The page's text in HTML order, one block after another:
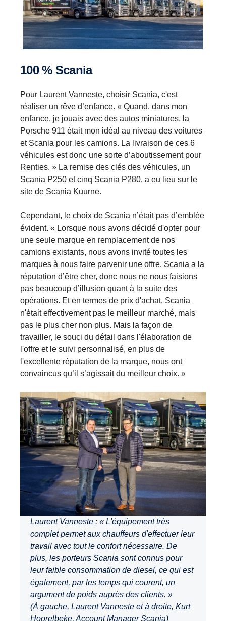
100 % Scania
Pour Laurent Vanneste, choisir Scania, c'est
réaliser un rêve d’enfance. « Quand, dans mon
enfance, je jouais avec des autos miniatures, la
Porsche 911 était mon idéal au niveau des voitures
et Scania pour les camions. La livraison de ces 6
véhicules est donc une sorte d’aboutissement pour
Renties. » La remise des clés des véhicules, un
Scania P250 et cinq Scania P280, a eu lieu sur le
site de Scania Kuurne.
Cependant, le choix de Scania n’était pas d’emblée
évident. « Lorsque nous avons décidé d'opter pour
une seule marque en remplacement de nos
camions existants, nous avons invité toutes les
marques à nous faire parvenir une offre. Scania a la
réputation d’être cher, donc nous ne nous faisions
pas beaucoup d’illusion quant à la suite des
opérations. Et en termes de prix d'achat, Scania
n'était effectivement pas le meilleur marché, mais
pas le plus cher non plus. Mais la façon de
travailler, le souci du détail dans l'élaboration de
l'offre et le suivi personnalisé, en plus de
l'excellente réputation de la marque, nous ont
convaincus qu’il s’agissait du meilleur choix. »
Laurent Vanneste : « L'équipement très
complet permet aux chauffeurs d'effectuer leur
travail avec tout le confort nécessaire. De
plus, les porteurs Scania sont connus pour
leur faible consommation de diesel, ce qui est
également, par les temps qui courent, un
argument de poids auprès des clients. »
(À gauche, Laurent Vanneste et à droite, Kurt
Hoorelbeke, Account Manager Scania)